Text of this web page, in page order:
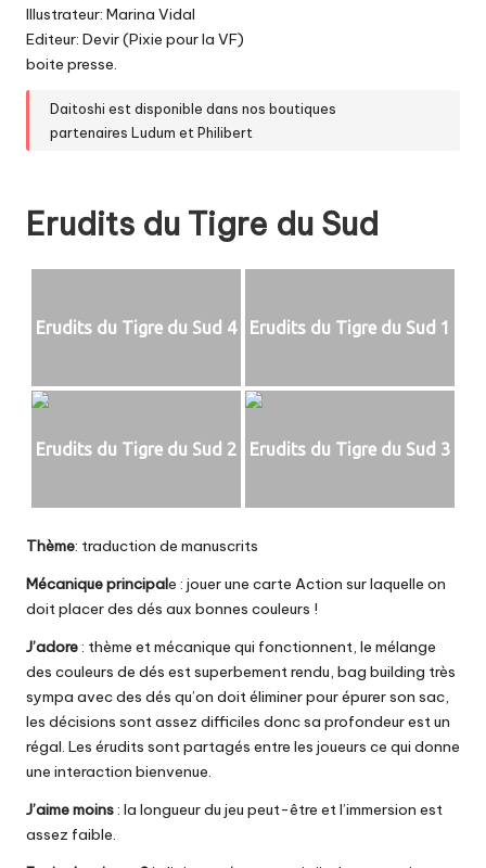
Illustrateur: Marina Vidal
Editeur: Devir (Pixie pour la VF)
boite presse.
Daitoshi est disponible dans nos boutiques
partenairesLudum etPhilibert
Erudits du Tigre du Sud
Erudits du Tigre du Sud 4 Erudits du Tigre du Sud 1
Erudits du Tigre du Sud 2 Erudits du Tigre du Sud 3
Thème: traduction de manuscrits
Mécanique principale : jouer une carte Action sur laquelle on
doit placer des dés aux bonnes couleurs !
J’adore: thème et mécanique qui fonctionnent, le mélange
des couleurs de dés est superbement rendu, bag building très
sympa avec des dés qu’on doit éliminer pour épurer son sac,
les décisions sont assez difficiles donc sa profondeur est un
régal. Les érudits sont partagés entre les joueurs ce qui donne
une interaction bienvenue.
J’aime moins: la longueur du jeu peut-être et l’immersion est
assez faible.